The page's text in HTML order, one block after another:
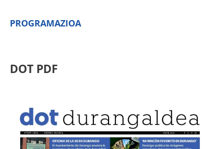
PROGRAMAZIOA
DOT PDF